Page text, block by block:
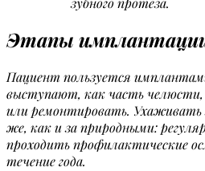
Этапы
Пациент пользуется
выступают, как часть
или ремонтировать.
же, как и за природными:
проходить профилактические
течение года.